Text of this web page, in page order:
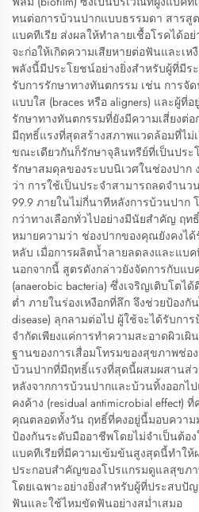
ทนต่อการบ้วนปากแบบธรรมดา สารสู
แบคทีเรีย ส่งผลให้ทำลายเชื้อโรคได้
จะก่อให้เกิดความเสียหายต่อฟันและเ
พลังนี้มีประโยชน์อย่างยิ่งสำหรับผู้ที่มีร
รับการรักษาทางทันตกรรม เช่น การจั
แบบใส (braces หรือ aligners) และผู้ที่
รักษาทางทันตกรรมที่ยังมีความเสี่ยงต่
มีฤทธิ์แรงที่สุดสร้างสภาพแวดล้อมที่ไม่
ขณะเดียวกันก็รักษาจุลินทรีย์ที่เป็นปร
รักษาสมดุลของระบบนิเวศในช่องปาก
ว่า การใช้เป็นประจำสามารถลดจำนว
99.9 ภายในไม่กี่นาทีหลังการบ้วนปาก
กว่าทางเลือกทั่วไปอย่างมีนัยสำคัญ ฤ
หมายความว่า ช่องปากของคุณยังคงไ
หลับ เมื่อการผลิตน้ำลายลดลงและแบค
นอกจากนี้ สูตรดังกล่าวยังจัดการกับแบ
(anaerobic bacteria) ซึ่งเจริญเติบโต
ต่ำ ภายในร่องเหงือกที่ลึก จึงช่วยป้องกั
disease) ลุกลามต่อไป ผู้ใช้จะได้รับกา
จำกัดเพียงแค่การทำความสะอาดผิวเ
ฐานของการเสื่อมโทรมของสุขภาพช่อ
บ้วนปากที่มีฤทธิ์แรงที่สุดนี้ผสมผสานส่
หลังจากการบ้วนปากและบ้วนทิ้งออกไ
คงค้าง (residual antimicrobial effect)
คุณตลอดทั้งวัน ฤทธิ์ที่คงอยู่นี้มอบความ
ป้องกันระดับมืออาชีพโดยไม่จำเป็นต้
แบคทีเรียที่มีความเข้มข้นสูงสุดนี้ทำใ
ประกอบสำคัญของโปรแกรมดูแลสุขภ
โดยเฉพาะอย่างยิ่งสำหรับผู้ที่ประสบปั
ฟันและใช้ไหมขัดฟันอย่างสม่ำเสมอ